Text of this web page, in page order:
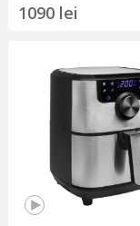
1090 lei